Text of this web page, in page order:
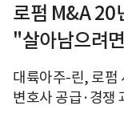
로펌 M&A 20
"살아남으려
대륙아주-린, 로펌
변호사 공급·경쟁